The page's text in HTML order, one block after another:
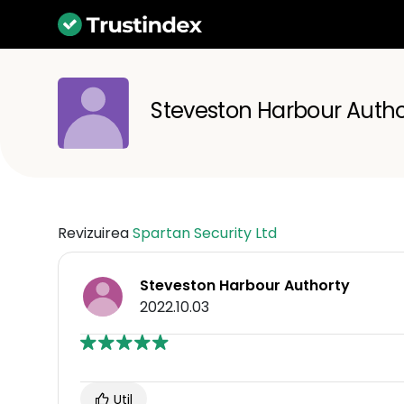
Steveston Harbour
RevizuireaSpartan Security Ltd
Steveston Harbour Authorty
2022.10.03
Util